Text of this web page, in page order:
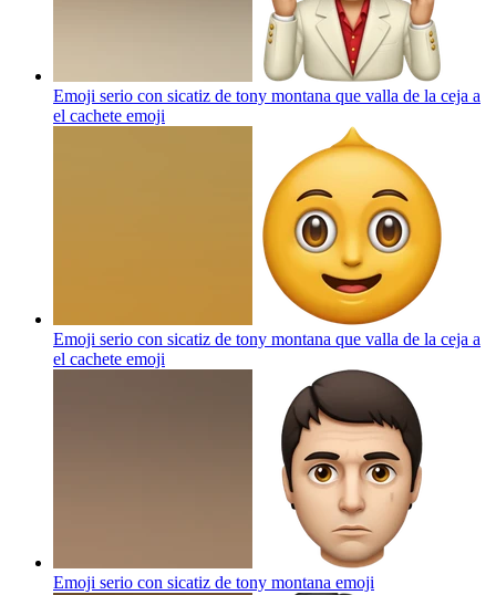
Emoji serio con sicatiz de tony montana que valla de la ceja a
el cachete emoji
Emoji serio con sicatiz de tony montana que valla de la ceja a
el cachete emoji
Emoji serio con sicatiz de tony montana emoji